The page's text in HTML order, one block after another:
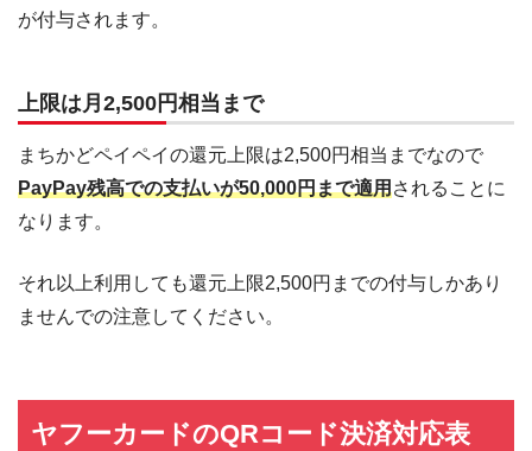
が付与されます。
上限は月2,500円相当まで
まちかどペイペイの還元上限は2,500円相当までなので
PayPay残高での支払いが50,000円まで適用されることに
なります。
それ以上利用しても還元上限2,500円までの付与しかあり
ませんでの注意してください。
ヤフーカードのQRコード決済対応表